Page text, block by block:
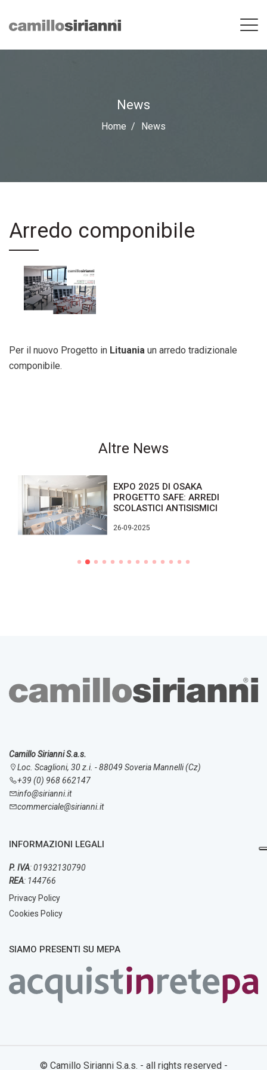
News
Home News
Arredo componibile
Per il nuovo Progetto in Lituania un arredo tradizionale
componibile.
Altre News
EXPO 2025 DI OSAKA
PROGETTO SAFE: ARREDI
SCOLASTICI ANTISISMICI
26-09-2025
Camillo Sirianni S.a.s.
Loc. Scaglioni, 30 z.i. - 88049 Soveria Mannelli (Cz)
+39 (0) 968 662147
info@sirianni.it
commerciale@sirianni.it
INFORMAZIONI LEGALI
P. IVA: 01932130790
REA: 144766
Privacy Policy
Cookies Policy
SIAMO PRESENTI SU MEPA
© Camillo Sirianni S.a.s. - all rights reserved -